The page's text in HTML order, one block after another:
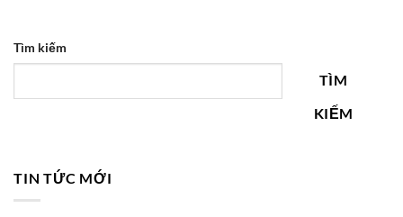
Tìm kiếm
TÌM
KIẾM
TIN TỨC MỚI